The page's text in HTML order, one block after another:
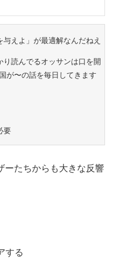
えよ」が最適解なんだねえ
読んでるオッサンは口を開
が〜の話を毎日してきます
要
ーたちからも大きな反響
する